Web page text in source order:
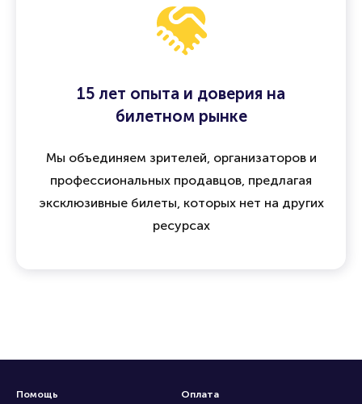
15 лет опыта и доверия на
билетном рынке
Мы объединяем зрителей, организаторов и
профессиональных продавцов, предлагая
эксклюзивные билеты, которых нет на других
ресурсах
Помощь
Оплата